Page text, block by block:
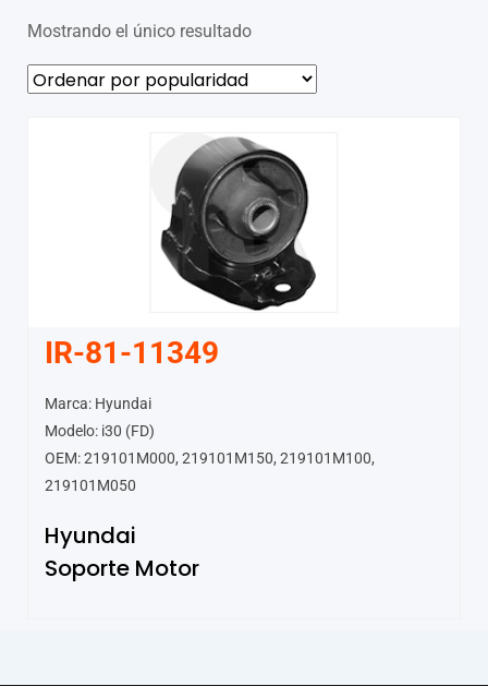
Mostrando el único resultado
IR-81-11349
Marca: Hyundai
Modelo: i30 (FD)
OEM: 219101M000, 219101M150, 219101M100,
219101M050
Hyundai
Soporte Motor